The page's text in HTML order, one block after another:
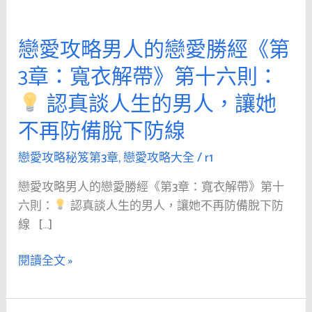
戀愛攻略男人的戀愛勝經《第
3章：寬衣解帶》第十六則：
認真談人生的男人，讓她
不再防備脫下防線
戀愛攻略秘笈第3章,戀愛攻略大全/r1
戀愛攻略男人的戀愛勝經《第3章：寬衣解帶》第十
六則：
認真談人生的男人，讓她不再防備脫下防
線 […]
戀
愛
攻
略
男
人
的
戀
愛
勝
經
《第
3
閱讀全文 »